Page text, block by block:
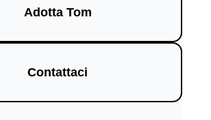
Adotta Tom
Contattaci